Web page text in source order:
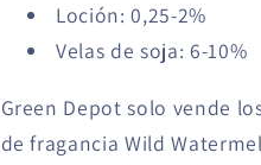
Loción: 0,25-2%
Velas de soja: 6-10%
Green Depot solo vende
de fragancia Wild